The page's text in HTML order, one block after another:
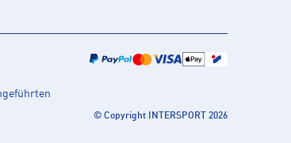
© Copyright INTERSPORT 2026